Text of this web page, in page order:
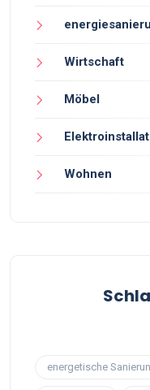
Wirtschaft
Möbel
Wohnen
energetische